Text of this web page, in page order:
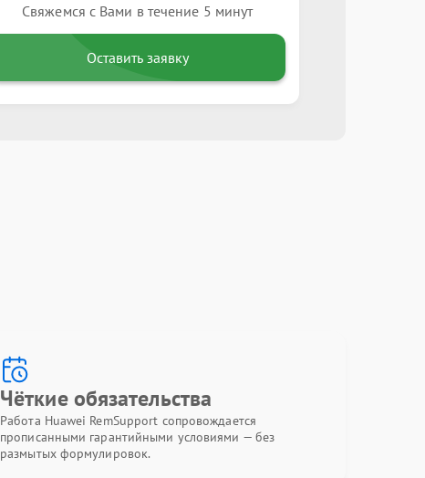
Свяжемся с Вами в течение 5 минут
Оставить заявку
Чёткие обязательства
Работа Huawei RemSupport сопровождается
прописанными гарантийными условиями — без
размытых формулировок.